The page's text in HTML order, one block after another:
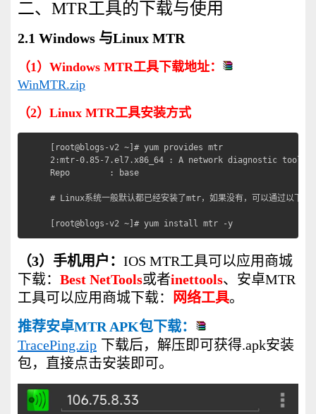
二、MTR工具的下载与使用
2.1 Windows 与Linux MTR
（1） Windows MTR工具下载地址：
WinMTR.zip
（2）Linux MTR工具安装方式
[root@blogs-v2 ~]# yum provides mtr
2:mtr-0.85-7.el7.x86_64 : A network diagnostic tool
Repo        : base
# Linux系统一般默认都已经安装了mtr，如果没有，可以通过以下命
[root@blogs-v2 ~]# yum install mtr -y
（3）手机用户： IOS MTR工具可以应用商城
下载： Best NetTools或者inettools、安卓MTR
工具可以应用商城下载：
网络工具。
推荐安卓MTR APK包下载：
TracePing.zip 下载后，解压即可获得.apk安装
包，直接点击安装即可。